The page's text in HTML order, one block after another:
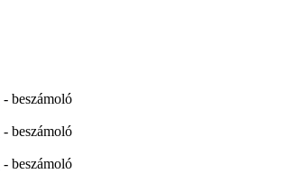
- beszámoló
- beszámoló
- beszámoló